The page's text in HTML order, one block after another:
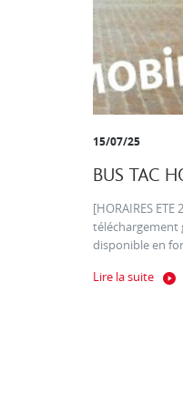
15/07/25
BUS TAC
[HORAIRES
téléchargement
disponible en
Lire la suite